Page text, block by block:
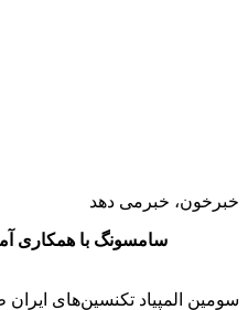
خبرخون، خبرمی دهد
سامسونگ با همکاری